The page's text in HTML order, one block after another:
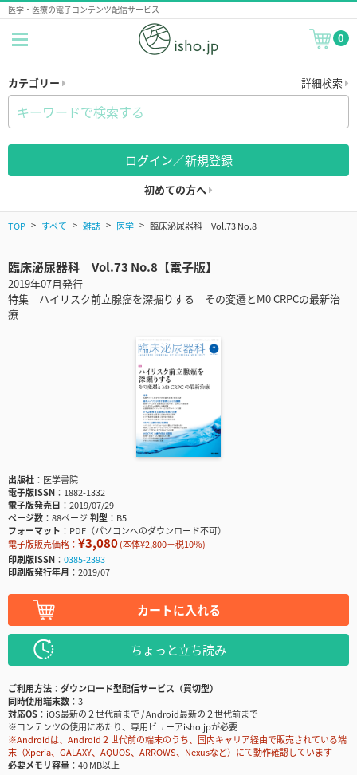
医学・医療の電子コンテンツ配信サービス
0
カテゴリー 詳細検索
ログイン／新規登録
初めての方へ
TOP すべて 雑誌 医学 臨床泌尿器科 Vol.73 No.8
臨床泌尿器科 Vol.73 No.8【電子版】
2019年07月発行
特集 ハイリスク前立腺癌を深掘りする その変遷とM0 CRPCの最新治
療
出版社
医学書院
電子版ISSN
1882-1332
電子版発売日
2019/07/29
ページ数
88ページ判型
B5
フォーマット
PDF（パソコンへのダウンロード不可）
電子版販売価格： ¥3,080(本体¥2,800＋税10％)
印刷版ISSN
0385-2393
印刷版発行年月
2019/07
カートに入れる
ちょっと立ち読み
ご利用方法
ダウンロード型配信サービス（買切型）
同時使用端末数
3
対応OS
iOS最新の２世代前まで / Android最新の２世代前まで
※コンテンツの使用にあたり、専用ビューアisho.jpが必要
※Androidは、Android２世代前の端末のうち、国内キャリア経由で販売されている端
末（Xperia、GALAXY、AQUOS、ARROWS、Nexusなど）にて動作確認しています
必要メモリ容量
40 MB以上